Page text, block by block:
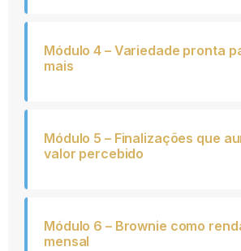
Módulo 4 – Variedade pronta
mais
Módulo 5 – Finalizações que
valor percebido
Módulo 6 – Brownie como
mensal